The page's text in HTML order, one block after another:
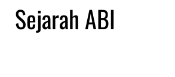
Sejarah ABI